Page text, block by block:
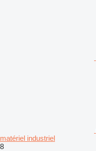
matériel industriel
8